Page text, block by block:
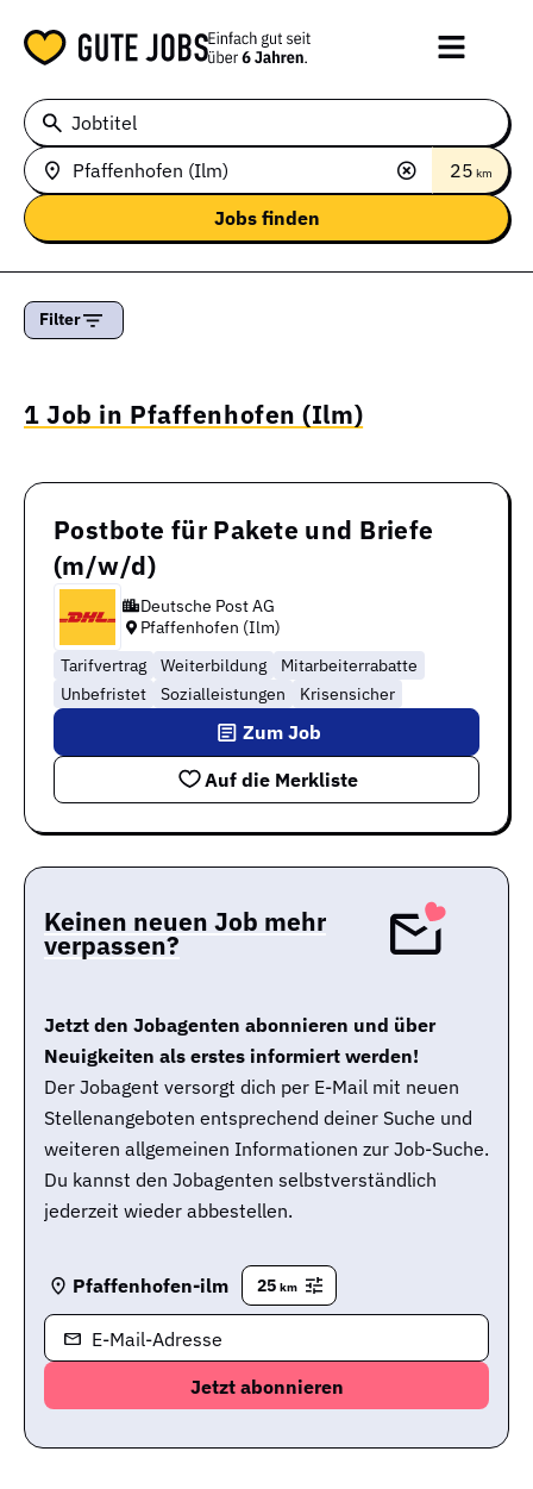
Jobtitel
25 km
Filter
1 Job in Pfaffenhofen (Ilm)
Postbote für Pakete und Briefe
(m/w/d)
Deutsche Post AG
Pfaffenhofen (Ilm)
Tarifvertrag
Weiterbildung
Mitarbeiterrabatte
Unbefristet
Sozialleistungen Krisensicher
Auf die Merkliste
Zum Job
Keinen neuen Job mehr
verpassen?
Jetzt den Jobagenten abonnieren und über
Neuigkeiten als erstes informiert werden!
Der Jobagent versorgt dich per E-Mail mit neuen
Stellenangeboten entsprechend deiner Suche und
weiteren allgemeinen Informationen zur Job-Suche.
Du kannst den Jobagenten selbstverständlich
jederzeit wieder abbestellen.
Pfaffenhofen-ilm 25 km
E-Mail-Adresse